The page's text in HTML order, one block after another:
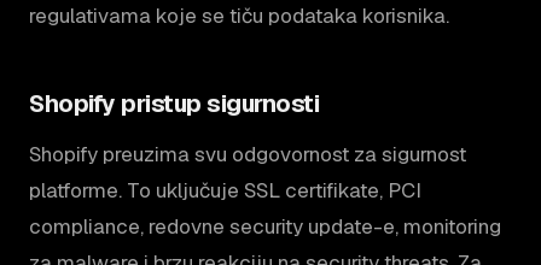
regulativama koje se tiču podataka korisnika.
Shopify pristup sigurnosti
Shopify preuzima svu odgovornost za sigurnost
platforme. To uključuje SSL certifikate, PCI
compliance, redovne security update-e, monitoring